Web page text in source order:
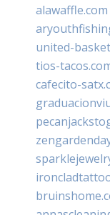
alawaffle.com
united-
tios-
cafecito-